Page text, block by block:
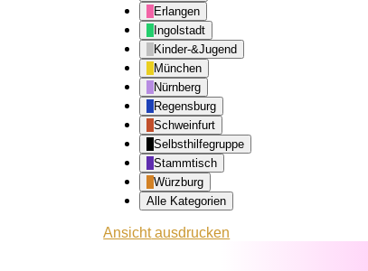
Erlangen
Ingolstadt
Kinder-&Jugend
München
Nürnberg
Regensburg
Schweinfurt
Selbsthilfegruppe
Stammtisch
Würzburg
Alle Kategorien
Ansichtausdrucken